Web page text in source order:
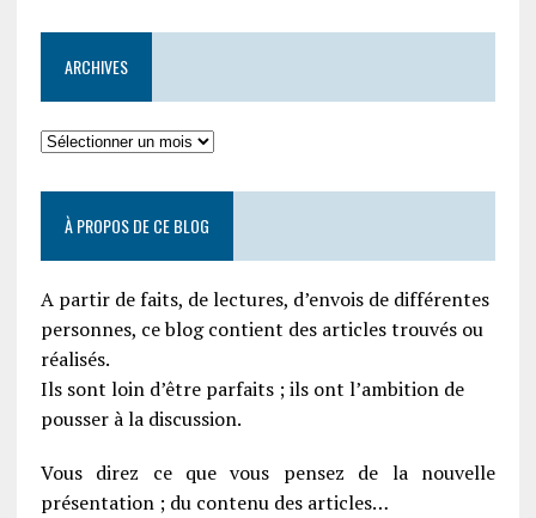
ARCHIVES
À PROPOS DE CE BLOG
A partir de faits, de lectures, d’envois de différentes
personnes, ce blog contient des articles trouvés ou
réalisés.
Ils sont loin d’être parfaits ; ils ont l’ambition de
pousser à la discussion.
Vous direz ce que vous pensez de la nouvelle
présentation ; du contenu des articles…